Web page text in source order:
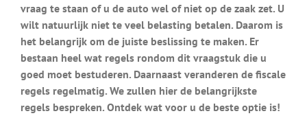
vraag te staan of u de auto wel of niet op de zaak zet. U
wilt natuurlijk niet te veel belasting betalen. Daarom is
het belangrijk om de juiste beslissing te maken. Er
bestaan heel wat regels rondom dit vraagstuk die u
goed moet bestuderen. Daarnaast veranderen de fiscale
regels regelmatig. We zullen hier de belangrijkste
regels bespreken. Ontdek wat voor u de beste optie is!